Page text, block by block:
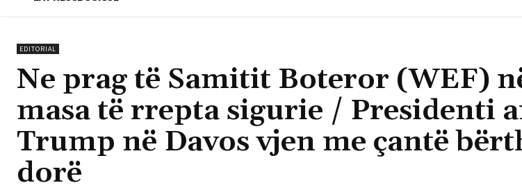
EDITORIAL
Ne prag të Samitit Boteror (WEF)
masa të rrepta sigurie / Presidenti
Trump në Davos vjen me çantë
dorë